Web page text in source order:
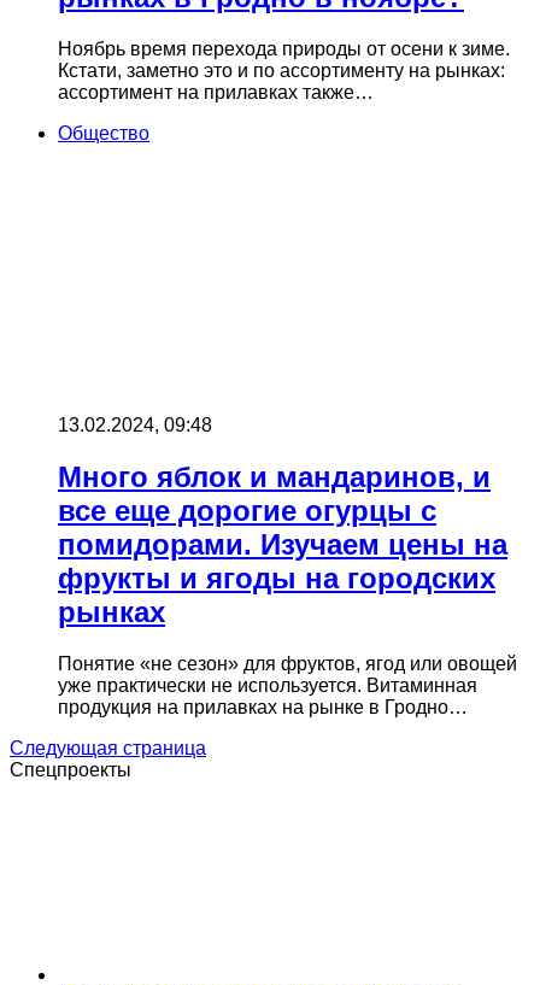
Ноябрь время перехода природы от осени к зиме.
Кстати, заметно это и по ассортименту на рынках:
ассортимент на прилавках также…
Общество
13.02.2024, 09:48
Много яблок и мандаринов, и
все еще дорогие огурцы с
помидорами. Изучаем цены на
фрукты и ягоды на городских
рынках
Понятие «не сезон» для фруктов, ягод или овощей
уже практически не используется. Витаминная
продукция на прилавках на рынке в Гродно…
Следующая страница
Спецпроекты